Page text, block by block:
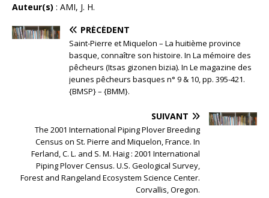
Auteur(s) : AMI, J. H.
PRÉCÉDENT
Saint-Pierre et Miquelon – La huitième province
basque, connaître son histoire. In La mémoire des
pêcheurs (Itsas gizonen bizia). In Le magazine des
jeunes pêcheurs basques n° 9 & 10, pp. 395-421.
{BMSP} – {BMM}.
SUIVANT
The 2001 International Piping Plover Breeding
Census on St. Pierre and Miquelon, France. In
Ferland, C. L. and S. M. Haig : 2001 International
Piping Plover Census. U.S. Geological Survey,
Forest and Rangeland Ecosystem Science Center.
Corvallis, Oregon.